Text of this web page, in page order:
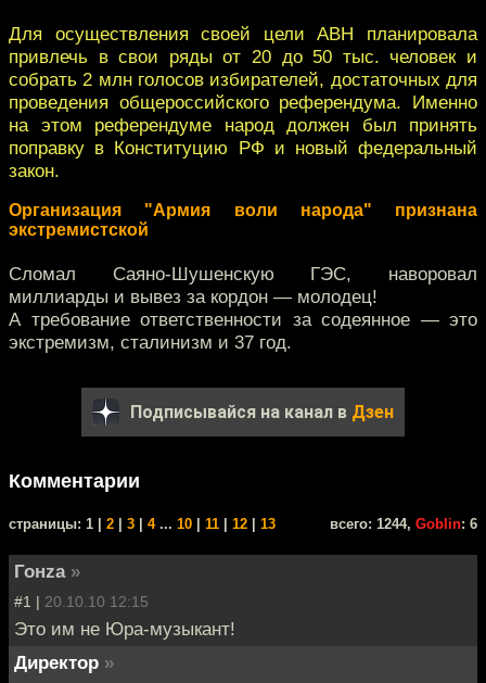
Для осуществления своей цели АВН планировала
привлечь в свои ряды от 20 до 50 тыс. человек и
собрать 2 млн голосов избирателей, достаточных для
проведения общероссийского референдума. Именно
на этом референдуме народ должен был принять
поправку в Конституцию РФ и новый федеральный
закон.
Организация "Армия воли народа" признана
экстремистской
Сломал Саяно-Шушенскую ГЭС, наворовал
миллиарды и вывез за кордон — молодец!
А требование ответственности за содеянное — это
экстремизм, сталинизм и 37 год.
Подписывайся на канал в Дзен
Комментарии
cтраницы: 1 | 2 3 4... 10 11 12 13 всего: 1244, Goblin: 6
Гонzа »
#1 | 20.10.10 12:15
Это им не Юра-музыкант!
Директор »